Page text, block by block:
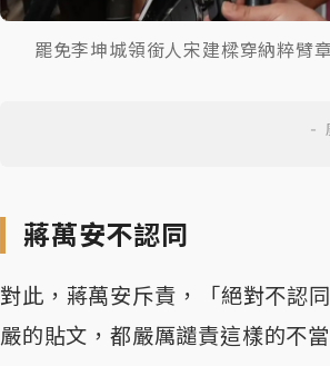
罷免李坤城領銜人宋建樑穿納粹臂
蔣萬安不認同
對此，蔣萬安斥責，「絕對不認
嚴的貼文，都嚴厲譴責這樣的不